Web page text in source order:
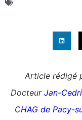
Article rédigé
Docteur Jan-
CHAG de Pacy-